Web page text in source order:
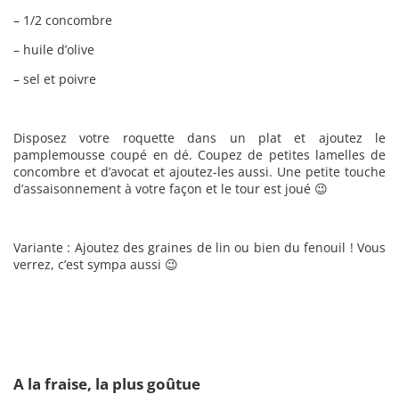
– 1/2 concombre
– huile d’olive
– sel et poivre
Disposez votre roquette dans un plat et ajoutez le
pamplemousse coupé en dé. Coupez de petites lamelles de
concombre et d’avocat et ajoutez-les aussi. Une petite touche
d’assaisonnement à votre façon et le tour est joué 😉
Variante : Ajoutez des graines de lin ou bien du fenouil ! Vous
verrez, c’est sympa aussi 😉
A la fraise, la plus goûtue